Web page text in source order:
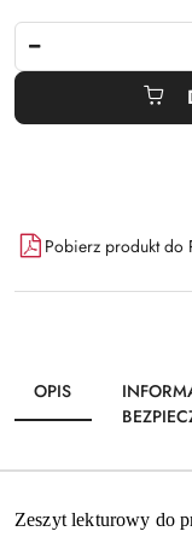
Dostępność
i
dostawa
Pobierz produkt do
OPIS
Zeszyt lekturowy do